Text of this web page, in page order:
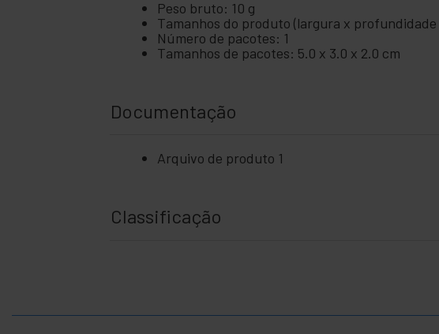
Peso bruto: 10 g
Tamanhos do produto (largura x
Número de pacotes: 1
Tamanhos de pacotes: 5.0 x 3.0 x 2.0 cm
Documentação
Arquivo de produto 1
Classificação